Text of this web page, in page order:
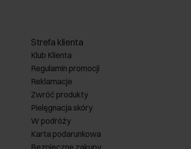
Strefa klienta
Klub Klienta
Regulamin promocji
Reklamacje
Zwróć produkty
Pielęgnacja skóry
W podróży
Karta podarunkowa
Bezpieczne zakupy